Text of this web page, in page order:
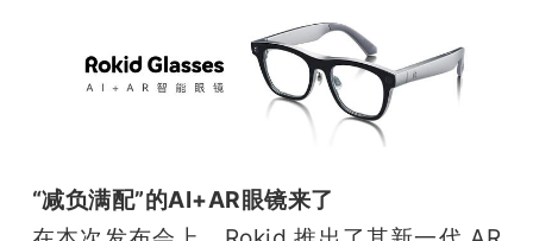
动
“减负满配”的AI+AR眼镜来了